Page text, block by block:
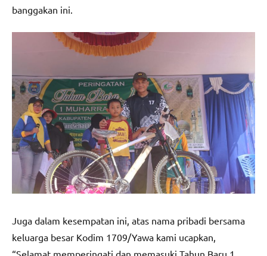
banggakan ini.
Juga dalam kesempatan ini, atas nama pribadi bersama
keluarga besar Kodim 1709/Yawa kami ucapkan,